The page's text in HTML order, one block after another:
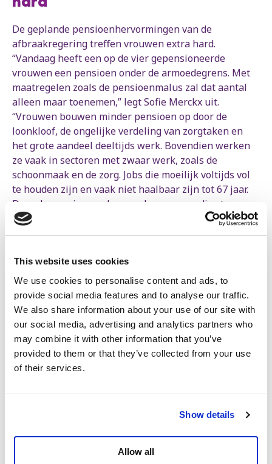
This website uses cookies
We use cookies to personalise content and ads, to
provide social media features and to analyse our traffic.
We also share information about your use of our site with
our social media, advertising and analytics partners who
may combine it with other information that you’ve
provided to them or that they’ve collected from your use
of their services.
Show details
Allow all
hard
De geplande pensioenhervormingen van de
afbraakregering treffen vrouwen extra hard.
“Vandaag heeft een op de vier gepensioneerde
vrouwen een pensioen onder de armoedegrens. Met
maatregelen zoals de pensioenmalus zal dat aantal
alleen maar toenemen,” legt Sofie Merckx uit.
“Vrouwen bouwen minder pensioen op door de
loonkloof, de ongelijke verdeling van zorgtaken en
het grote aandeel deeltijds werk. Bovendien werken
ze vaak in sectoren met zwaar werk, zoals de
schoonmaak en de zorg. Jobs die moeilijk voltijds vol
te houden zijn en vaak niet haalbaar zijn tot 67 jaar.
Door de pensioenmalus worden mensen die stoppen
voor hun 67ste financieel gestraft. De helft van de
vrouwen riskeert deze straf bij vervroegd pensioen.”
Meer flexibiliteit, minder rechten
“Het blijft niet bij pensioenmaatregelen”, benadrukt
Maartje De Vries. “De Arizona-regering duwt
werknemers ook richting meer flexibiliteit, waardoor
de combinatie van werk en gezin nog moeilijker
wordt. Bovendien zullen lonen dalen, door
bijvoorbeeld het verlies van premies voor nacht- en
weekendwerk in de distributiesector. Dit alles duwt
niet genoeg is, belandt de modernisering van de
Samen tegen de